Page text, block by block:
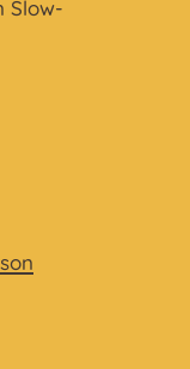
Slow-